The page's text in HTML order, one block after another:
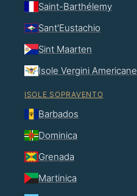
Saint-Barthélemy
Sant'Eustachio
Sint Maarten
Isole Vergini Americane
ISOLE SOPRAVENTO
Barbados
Dominica
Grenada
Martinica